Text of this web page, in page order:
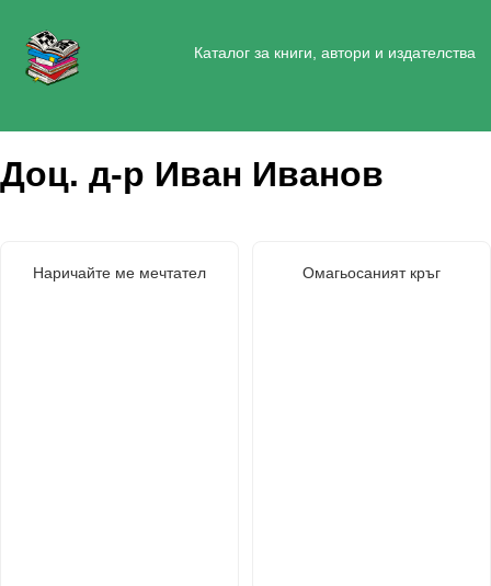
Каталог за книги, автори и издателства
Доц. д-р Иван Иванов
Наричайте ме мечтател Омагьосаният кръг